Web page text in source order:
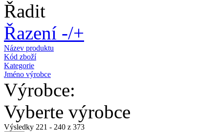
Řadit
Řazení -/+
Název produktu
Kód zboží
Kategorie
Jméno výrobce
Výrobce:
Vyberte výrobce
Výsledky 221 - 240 z 373